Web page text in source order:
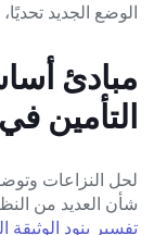
الوضع الجديد
مبادئ
التأمين
لحل النزاعات
شأن العديد من
تفسير بنود الوثيقة